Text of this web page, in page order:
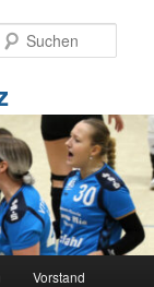
Vorstand